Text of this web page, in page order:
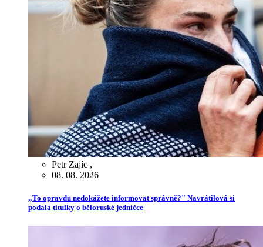
Petr Zajíc ,
08. 08. 2026
„To opravdu nedokážete informovat správně?" Navrátilová si
podala titulky o běloruské jedničce